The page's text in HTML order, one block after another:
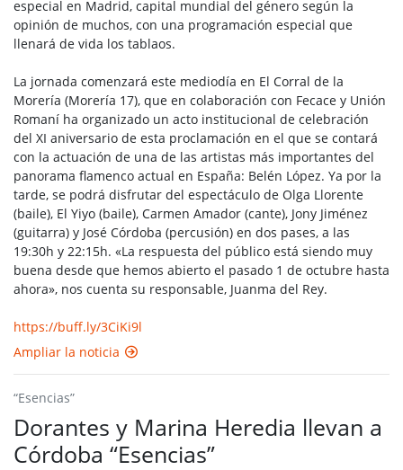
especial en Madrid, capital mundial del género según la
opinión de muchos, con una programación especial que
llenará de vida los tablaos.
La jornada comenzará este mediodía en El Corral de la
Morería (Morería 17), que en colaboración con Fecace y Unión
Romaní ha organizado un acto institucional de celebración
del XI aniversario de esta proclamación en el que se contará
con la actuación de una de las artistas más importantes del
panorama flamenco actual en España: Belén López. Ya por la
tarde, se podrá disfrutar del espectáculo de Olga Llorente
(baile), El Yiyo (baile), Carmen Amador (cante), Jony Jiménez
(guitarra) y José Córdoba (percusión) en dos pases, a las
19:30h y 22:15h. «La respuesta del público está siendo muy
buena desde que hemos abierto el pasado 1 de octubre hasta
ahora», nos cuenta su responsable, Juanma del Rey.
https://buff.ly/3CiKi9l
Ampliar la noticia
“Esencias”
Dorantes y Marina Heredia llevan a
Córdoba “Esencias”